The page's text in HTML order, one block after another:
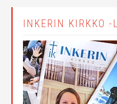
INKERIN KIRKKO -